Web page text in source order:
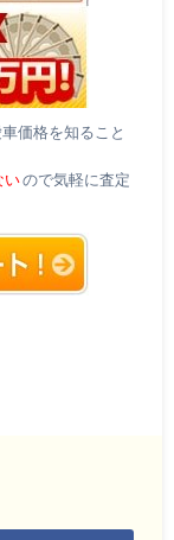
価格を知ること
いので気軽に査定